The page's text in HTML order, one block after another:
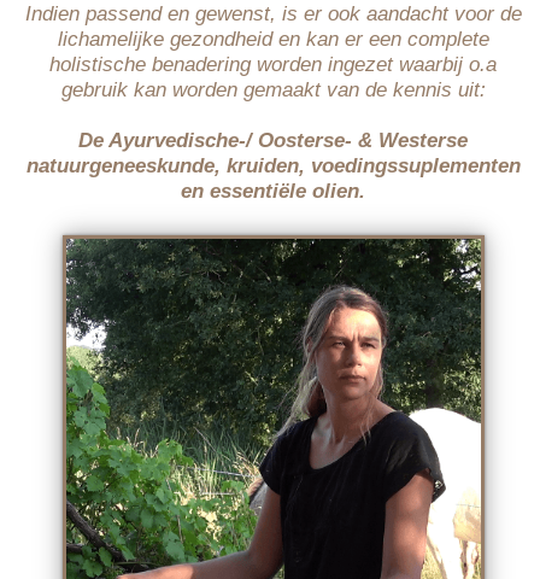
Indien passend en gewenst, is er ook aandacht voor de
lichamelijke gezondheid en kan er een complete
holistische benadering worden ingezet waarbij o.a
gebruik kan worden gemaakt van de kennis uit:
De Ayurvedische-/ Oosterse- & Westerse
natuurgeneeskunde, kruiden, voedingssuplementen
en essentiële olien.